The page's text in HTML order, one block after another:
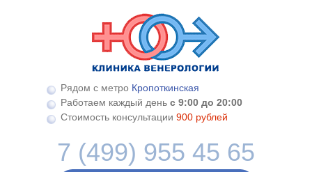
Рядом с метро Кропоткинская
Работаем каждый день с 9:00 до 20:00
Стоимость консультации 900 рублей
7 (499) 955 45 65